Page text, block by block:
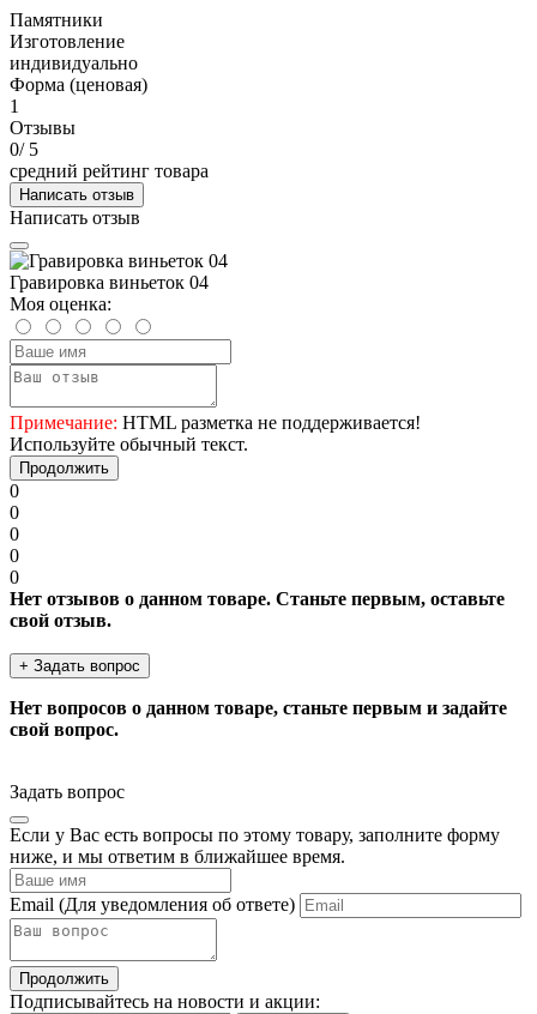
Памятники
Изготовление
индивидуально
Форма (ценовая)
1
Отзывы
0/ 5
средний рейтинг товара
Написать отзыв
Написать отзыв
Гравировка виньеток 04
Моя оценка:
Примечание: HTML разметка не поддерживается!
Используйте обычный текст.
Продолжить
0
0
0
0
0
Нет отзывов о данном товаре. Станьте первым, оставьте
свой отзыв.
+ Задать вопрос
Нет вопросов о данном товаре, станьте первым и задайте
свой вопрос.
Задать вопрос
Если у Вас есть вопросы по этому товару, заполните форму
ниже, и мы ответим в ближайшее время.
Email (Для уведомления об ответе)
Продолжить
Подписывайтесь на новости и акции: